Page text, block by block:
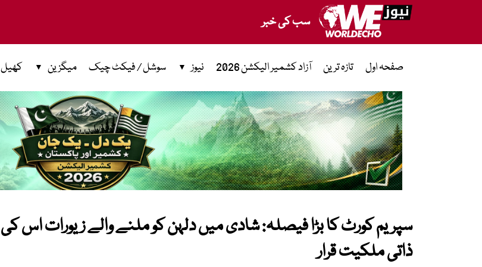
سب کی خبر
صفحہ اول تازہ ترین آزاد کشمیر الیکشن 2026 نیوز سوشل / فیکٹ چیک میگزین کھیل
سپریم کورٹ کا بڑا فیصلہ: شادی میں دلہن کو ملنے والے زیورات اس کی
ذاتی ملکیت قرار